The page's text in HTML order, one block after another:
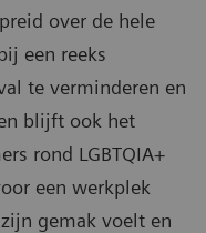
over de hele
een reeks
te verminderen en
blijft ook het
rond LGBTQIA+
een werkplek
gemak voelt en